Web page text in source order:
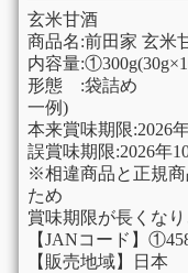
玄米甘酒
商品名:前田家 玄米
内容量
形態 :袋詰め
一例)
本来賞味期限:2026
誤賞味期限:2026年
※相違商品と正規商
ため
賞味期限が長くな
【JANコード】
【販売地域】日本